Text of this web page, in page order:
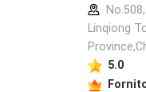
Linqiong
5.0